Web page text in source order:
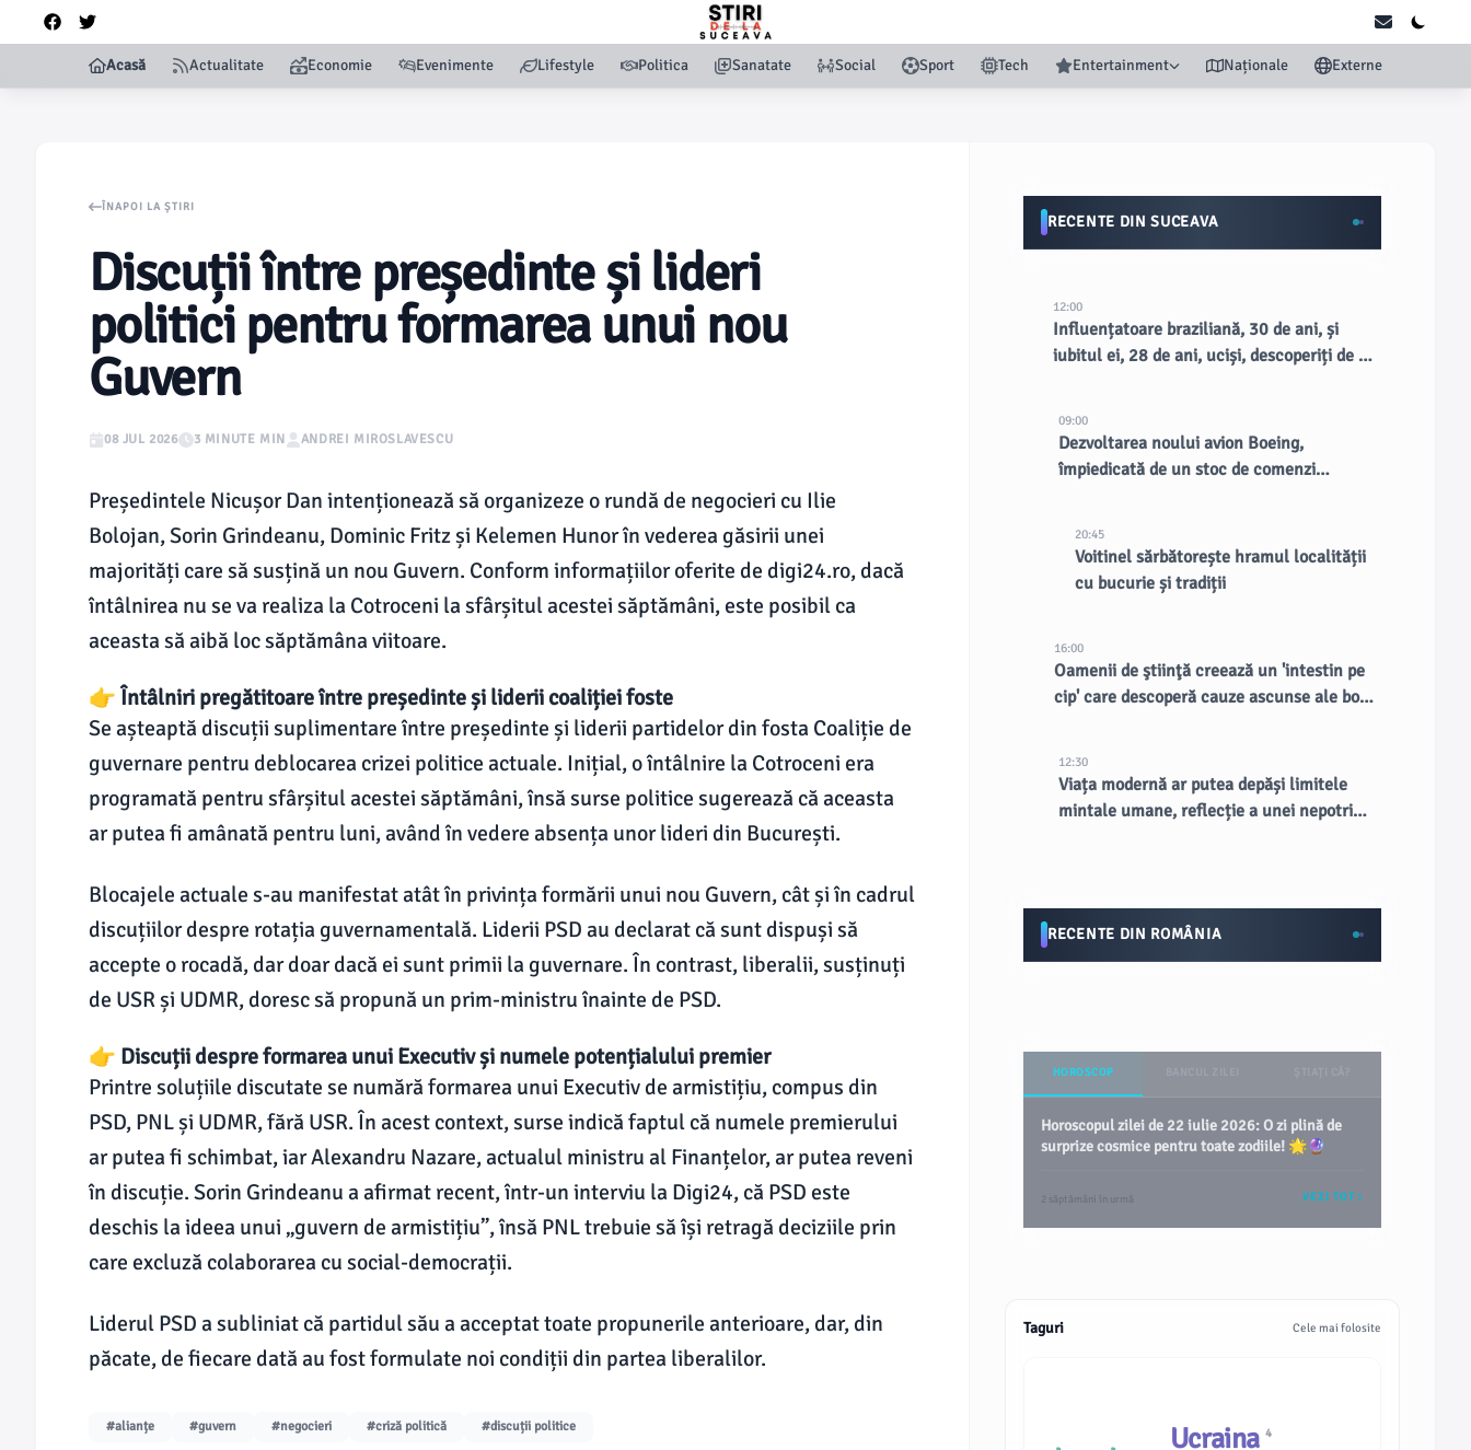
Acasă Actualitate Economie Evenimente Lifestyle Politica Sanatate Social Sport Tech Entertainment Naționale Externe
ÎNAPOI LA ȘTIRI
Discuții între președinte și lideri
politici pentru formarea unui nou
Guvern
08 JUL 2026 3 MINUTE MIN ANDREI MIROSLAVESCU
Președintele Nicușor Dan intenționează să organizeze o rundă de negocieri cu Ilie
Bolojan, Sorin Grindeanu, Dominic Fritz și Kelemen Hunor în vederea găsirii unei
majorități care să susțină un nou Guvern. Conform informațiilor oferite de digi24.ro, dacă
întâlnirea nu se va realiza la Cotroceni la sfârșitul acestei săptămâni, este posibil ca
aceasta să aibă loc săptămâna viitoare.
👉 Întâlniri pregătitoare între președinte și liderii coaliției foste
Se așteaptă discuții suplimentare între președinte și liderii partidelor din fosta Coaliție de
guvernare pentru deblocarea crizei politice actuale. Inițial, o întâlnire la Cotroceni era
programată pentru sfârșitul acestei săptămâni, însă surse politice sugerează că aceasta
ar putea fi amânată pentru luni, având în vedere absența unor lideri din București.
Blocajele actuale s-au manifestat atât în privința formării unui nou Guvern, cât și în cadrul
discuțiilor despre rotația guvernamentală. Liderii PSD au declarat că sunt dispuși să
accepte o rocadă, dar doar dacă ei sunt primii la guvernare. În contrast, liberalii, susținuți
de USR și UDMR, doresc să propună un prim-ministru înainte de PSD.
👉 Discuții despre formarea unui Executiv și numele potențialului premier
Printre soluțiile discutate se numără formarea unui Executiv de armistițiu, compus din
PSD, PNL și UDMR, fără USR. În acest context, surse indică faptul că numele premierului
ar putea fi schimbat, iar Alexandru Nazare, actualul ministru al Finanțelor, ar putea reveni
în discuție. Sorin Grindeanu a afirmat recent, într-un interviu la Digi24, că PSD este
deschis la ideea unui „guvern de armistițiu”, însă PNL trebuie să își retragă deciziile prin
care excluză colaborarea cu social-democrații.
Liderul PSD a subliniat că partidul său a acceptat toate propunerile anterioare, dar, din
păcate, de fiecare dată au fost formulate noi condiții din partea liberalilor.
#alianțe #guvern #negocieri #criză politică #discuții politice
RECENTE DIN SUCEAVA
12:00
Influențatoare braziliană, 30 de ani, și
iubitul ei, 28 de ani, uciși, descoperiți de un
09:00
Dezvoltarea noului avion Boeing,
împiedicată de un stoc de comenzi
20:45
Voitinel sărbătorește hramul localității
cu bucurie și tradiții
16:00
Oamenii de ştiinţă creează un 'intestin pe
cip' care descoperă cauze ascunse ale bolii
12:30
Viața modernă ar putea depăși limitele
mintale umane, reflecție a unei nepotriviri
RECENTE DIN ROMÂNIA
HOROSCOP
Horoscopul zilei de 22 iulie 2026: O zi plină de
surprize cosmice pentru toate zodiile! 🌟🔮
2 săptămâni în urmă VEZI TOT
Taguri Cele mai folosite
Ucraina 4